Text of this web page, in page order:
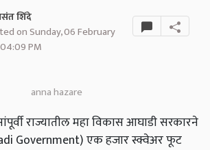
शिंदे
on Sunday, 06 February
PM
anna hazare
राज्यातील महा विकास आघाडी सरकारने
Government) एक हजार स्क्वेअर फूट